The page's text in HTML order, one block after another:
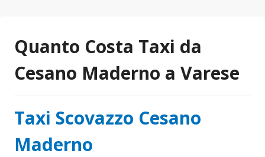
Quanto Costa Taxi da
Cesano Maderno a Varese
Taxi Scovazzo Cesano
Maderno